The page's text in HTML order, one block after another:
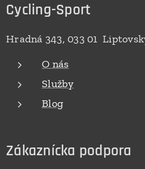
Cycling-Sport
Hradná 343, 033 01
O nás
Služby
Blog
Zákaznícka podpora